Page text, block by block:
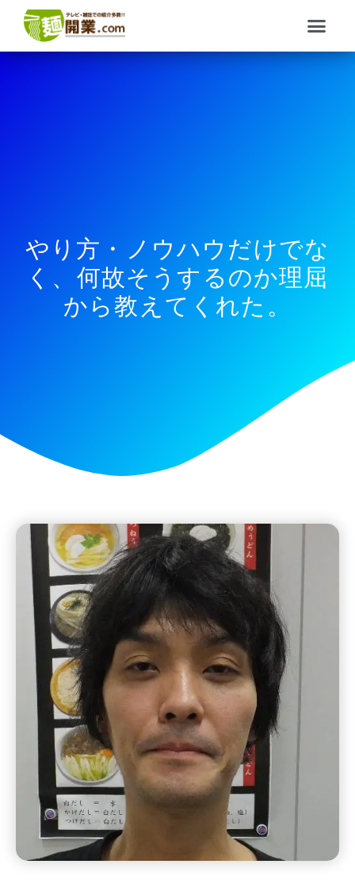
メ
ニ
ュ
やり方・ノウハウだけでな
く、何故そうするのか理屈
から教えてくれた。